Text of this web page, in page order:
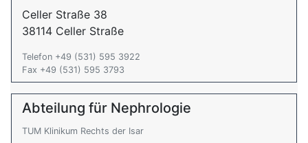
Celler Straße 38
38114 Celler Straße
Telefon +49 (531) 595 3922
Fax +49 (531) 595 3793
Abteilung für Nephrologie
TUM Klinikum Rechts der Isar